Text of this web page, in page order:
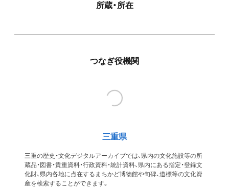
所蔵・所在
つなぎ役機関
三重県
三重の歴史・文化デジタルアーカイブでは、県内の文化施設等の所
蔵品・図書・貴重資料・行政資料・統計資料、県内にある指定・登録文
化財、県内各地に点在するまちかど博物館や句碑、道標等の文化資
産を検索することができます。